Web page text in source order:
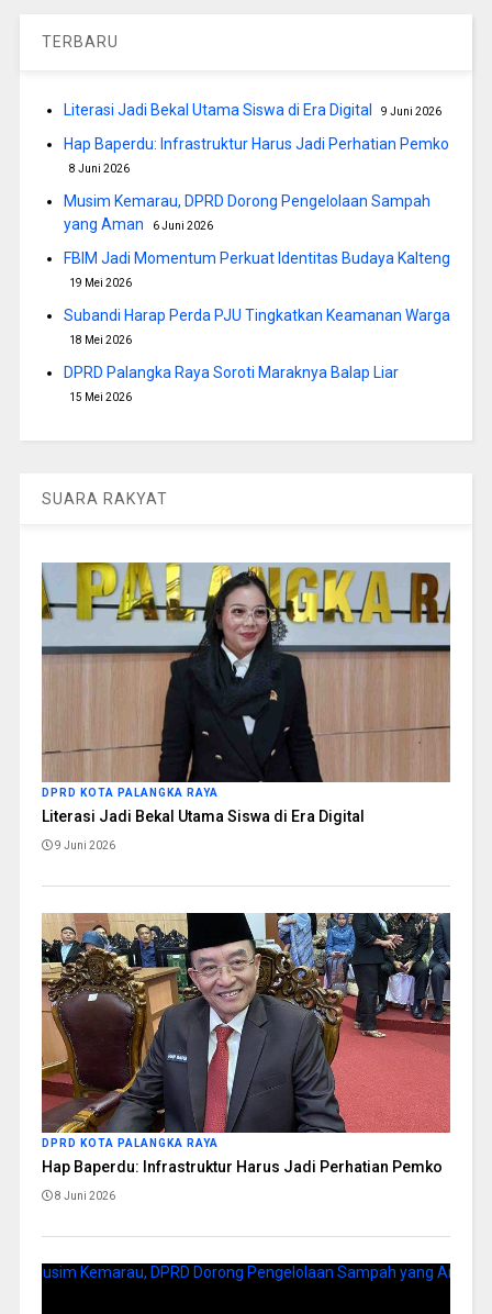
TERBARU
Literasi Jadi Bekal Utama Siswa di Era Digital 9 Juni 2026
Hap Baperdu: Infrastruktur Harus Jadi Perhatian Pemko
8 Juni 2026
Musim Kemarau, DPRD Dorong Pengelolaan Sampah
yang Aman
6 Juni 2026
FBIM Jadi Momentum Perkuat Identitas Budaya Kalteng
19 Mei 2026
Subandi Harap Perda PJU Tingkatkan Keamanan Warga
18 Mei 2026
DPRD Palangka Raya Soroti Maraknya Balap Liar
15 Mei 2026
SUARA RAKYAT
DPRD KOTA PALANGKA RAYA
Literasi Jadi Bekal Utama Siswa di Era Digital
9 Juni 2026
DPRD KOTA PALANGKA RAYA
Hap Baperdu: Infrastruktur Harus Jadi Perhatian Pemko
8 Juni 2026